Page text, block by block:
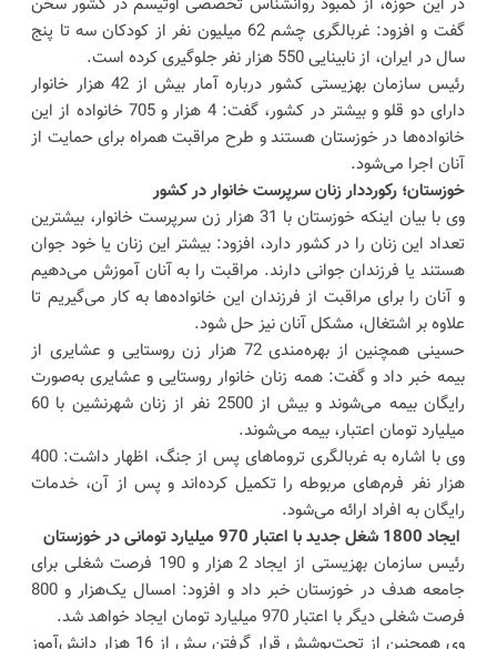
گفت و افزود: غربالگری چشم 62 میلیون نفر از کودکان سه تا پنج
سال در ایران، از نابینایی 550 هزار نفر جلوگیری کرده است.
رئیس سازمان بهزیستی کشور درباره آمار بیش از 42 هزار خانوار
دارای دو قلو و بیشتر در کشور، گفت: 4 هزار و 705 خانواده از این
خانواده‌ها در خوزستان هستند و طرح مراقبت همراه برای حمایت از
آنان اجرا می‌شود.
خوزستان؛ رکورددار زنان سرپرست خانوار در کشور
وی با بیان اینکه خوزستان با 31 هزار زن سرپرست خانوار، بیشترین
تعداد این زنان را در کشور دارد، افزود: بیشتر این زنان یا خود جوان
هستند یا فرزندان جوانی دارند. مراقبت را به آنان آموزش می‌دهیم
و آنان را برای مراقبت از فرزندان این خانواده‌ها به کار می‌گیریم تا
علاوه بر اشتغال، مشکل آنان نیز حل شود.
حسینی همچنین از بهره‌مندی 72 هزار زن روستایی و عشایری از
بیمه خبر داد و گفت: همه زنان خانوار روستایی و عشایری به‌صورت
رایگان بیمه می‌شوند و بیش از 2500 نفر از زنان شهرنشین با 60
میلیارد تومان اعتبار، بیمه می‌شوند.
وی با اشاره به غربالگری تروماهای پس از جنگ، اظهار داشت: 400
هزار نفر فرم‌های مربوطه را تکمیل کرده‌اند و پس از آن، خدمات
رایگان به افراد ارائه می‌شود.
ایجاد 1800 شغل جدید با اعتبار 970 میلیارد تومانی در خوزستان
رئیس سازمان بهزیستی از ایجاد 2 هزار و 190 فرصت شغلی برای
جامعه هدف در خوزستان خبر داد و افزود: امسال یک‌هزار و 800
فرصت شغلی دیگر با اعتبار 970 میلیارد تومان ایجاد خواهد شد.